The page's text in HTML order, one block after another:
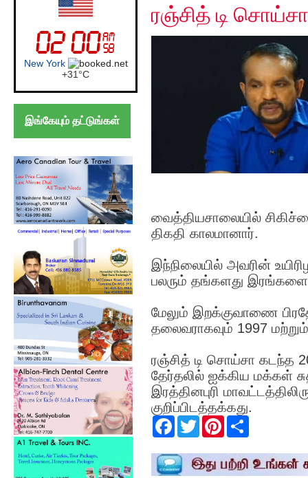
London
+30°C
இங்கேயும் தட்டுங்கள்
ரஞ்சித் டி
வைத்தியசாலையில்
திகதி காலமானார்.
இந்நிலையில் அவரின்
பலரும் தங்களது இரங்களை
மேலும் இறக்குவாணை
தலைவராகவும் 1997
ரஞ்சித் டி சொய்சா
தேர்தலில் ஐக்கிய மக்கள்
இரத்தினபுரி
குறிப்பிடத்தக்கது.
F
e
b
o
T
w
t
t
e
P
t
e
r
r
e